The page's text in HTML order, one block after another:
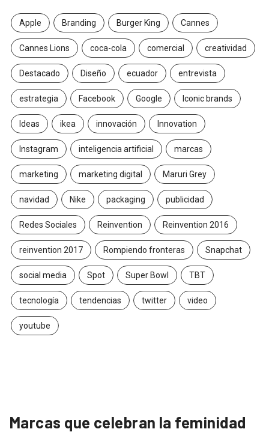
Apple Branding Burger King Cannes
Cannes Lions coca-cola comercial creatividad
Destacado Diseño ecuador entrevista
estrategia Facebook Google Iconic brands
Ideas ikea innovación Innovation
Instagram inteligencia artificial marcas
marketing marketing digital Maruri Grey
navidad Nike packaging publicidad
Redes Sociales Reinvention Reinvention 2016
reinvention 2017 Rompiendo fronteras Snapchat
social media Spot Super Bowl TBT
tecnología tendencias twitter video
youtube
Marcas que celebran la feminidad